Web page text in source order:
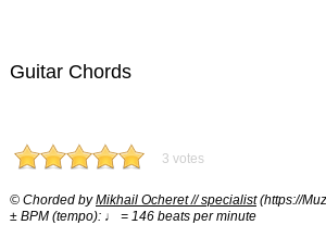
Guitar Chords
3 votes
© Chorded byMikhail Ocheret // specialist(https://
± BPM (tempo): ♩ = 146 beats per minute